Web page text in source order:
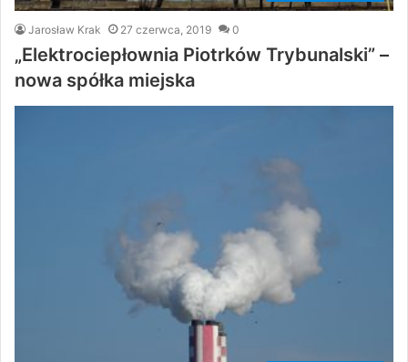
Jarosław Krak 27 czerwca, 2019 0
„Elektrociepłownia Piotrków Trybunalski” –
nowa spółka miejska